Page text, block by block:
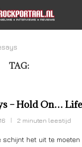
TAG:
– Hold On…
2 minuten leestijd
schijnt het uit te